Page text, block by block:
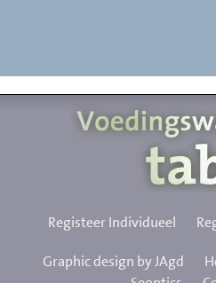
Registeer Individueel
Graphic design by JAgd